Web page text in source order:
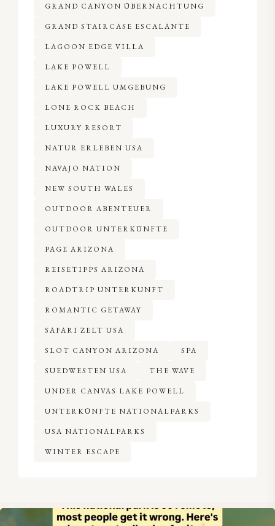
GRAND CANYON ÜBERNACHTUNG
GRAND STAIRCASE ESCALANTE
LAGOON EDGE VILLA
LAKE POWELL
LAKE POWELL UMGEBUNG
LONE ROCK BEACH
LUXURY RESORT
NATUR ERLEBEN USA
NAVAJO NATION
NEW SOUTH WALES
OUTDOOR ABENTEUER
OUTDOOR UNTERKÜNFTE
PAGE ARIZONA
REISETIPPS ARIZONA
ROADTRIP UNTERKUNFT
ROMANTIC GETAWAY
SAFARI ZELT USA
SLOT CANYON ARIZONA SPA
SUEDWESTEN USA THE WAVE
UNDER CANVAS LAKE POWELL
UNTERKÜNFTE NATIONALPARKS
USA NATIONALPARKS
WINTER ESCAPE